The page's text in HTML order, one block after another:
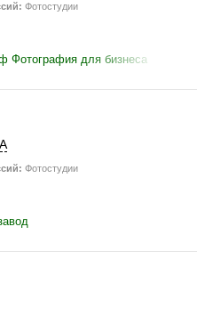
Фотостудии
Фотография для бизнеса
Фотостудии